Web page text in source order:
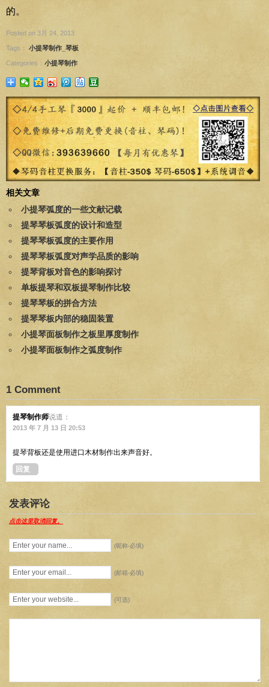
的。
Posted on 3月 24, 2013
Tags： 小提琴制作_琴板
Categories： 小提琴制作
相关文章
小提琴弧度的一些文献记载
提琴琴板弧度的设计和造型
提琴琴板弧度的主要作用
提琴琴板弧度对声学品质的影响
提琴背板对音色的影响探讨
单板提琴和双板提琴制作比较
提琴琴板的拼合方法
提琴琴板内部的稳固装置
小提琴面板制作之板里厚度制作
小提琴面板制作之弧度制作
1 Comment
提琴制作师说道：
2013 年 7 月 13 日 20:53
提琴背板还是使用进口木材制作出来声音好。
回复
发表评论
点击这里取消回复。
(昵称-必填)
(邮箱-必填)
(可选)